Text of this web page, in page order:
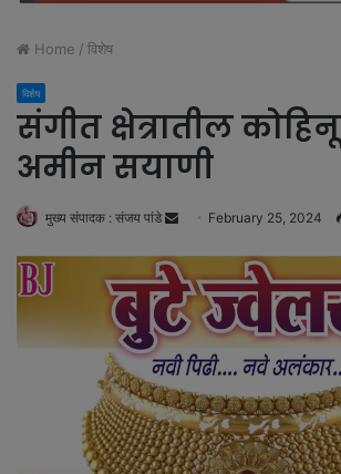
Home / विशेष
विशेष
संगीत क्षेत्रातील
अमीन सयाणी
मुख्य संपादक : संजय पांडे
n
a
n
e
m
a
i
February 25, 2024